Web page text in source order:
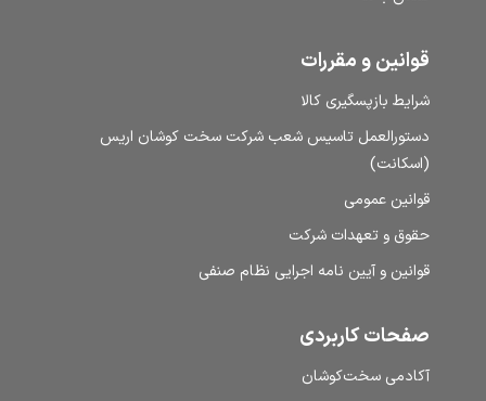
قوانین و مقررات
شرایط بازپسگیری کالا
دستورالعمل تاسیس شعب شرکت سخت کوشان اریس
(اسکانت)
قوانین عمومی
حقوق و تعهدات شرکت
قوانین و آیین نامه اجرایی نظام صنفی
صفحات کاربردی
آکادمی سخت‌کوشان